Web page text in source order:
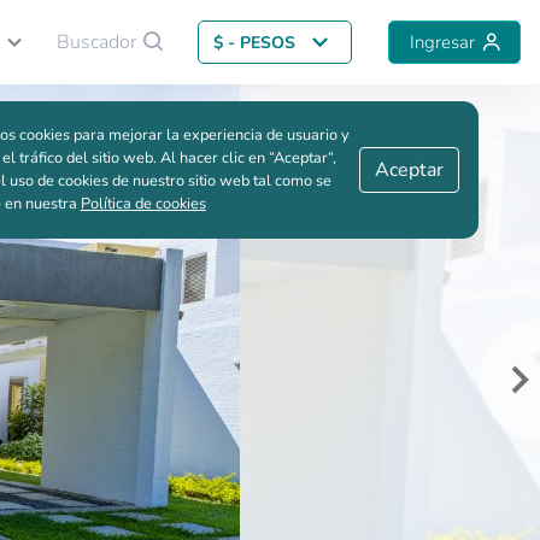
Buscador $ - PESOS Ingresar
Me interesa Volver al proyecto
cookies para mejorar la experiencia de usuario y
tráfico del sitio web. Al hacer clic en “Aceptar“,
uso de cookies de nuestro sitio web tal como se
nuestra Política de cookies
Aceptar
Guardar comparación